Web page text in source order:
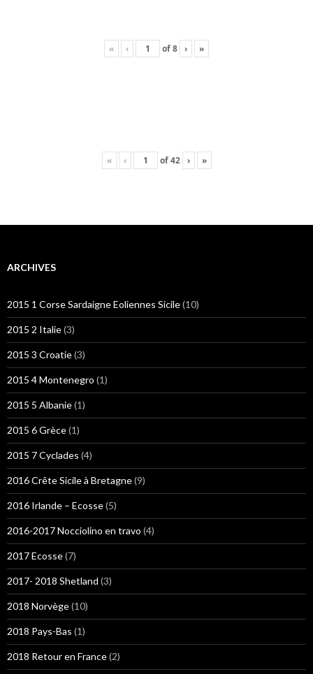
« ‹ of8 › »
« ‹ of42 › »
ARCHIVES
2015 1 Corse Sardaigne Eoliennes Sicile(10)
2015 2 Italie(3)
2015 3 Croatie(3)
2015 4 Montenegro (1)
2015 5 Albanie(1)
2015 6 Grèce(1)
2015 7 Cyclades (4)
2016 Crête Sicile à Bretagne(9)
2016 Irlande – Ecosse(5)
2016-2017 Nocciolino en travo (4)
2017 Ecosse(7)
2017- 2018 Shetland (3)
2018 Norvège(10)
2018 Pays-Bas (1)
2018 Retour en France(2)